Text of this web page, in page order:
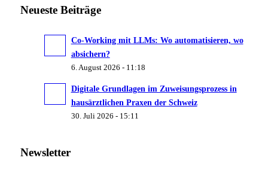
Neueste Beiträge
Co-Working mit LLMs: Wo automatisieren, wo
absichern?
6. August 2026 - 11:18
Digitale Grundlagen im Zuweisungsprozess in
hausärztlichen Praxen der Schweiz
30. Juli 2026 - 15:11
Newsletter